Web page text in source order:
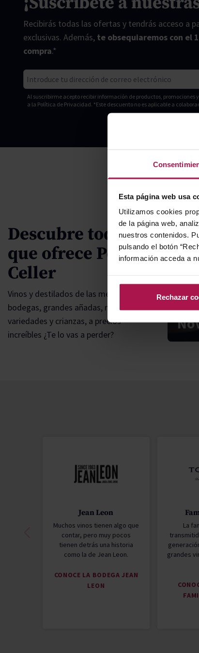
Esta página web usa
Utilizamos cookies
de la página web,
nuestros contenidos.
pulsando el botón
información acceda a
Rechazar
Recibirás todas las ofertas y tendrás acceso a
exclusivas. Además, te obsequiaremos con el
compra.*
Al suscribirme acepto recibir información de productos,
a la Política de Privacidad. *Este descuento no es aplicable a
Descubre todo lo
que ofrece Petit
Celler
Vinos y destilados de las mejores
bodegas, grandes añadas, multitud de
variedades y crianzas, a precios
increíbles ¿Te lo vas a perder?
Jean Leon
Muchos vinos tienen algo que
contar, pero muy pocos
tienen detrás una historia
como la de Jean Leon.
CONOCE LA BODEGA JEAN
LEON
La
grandes